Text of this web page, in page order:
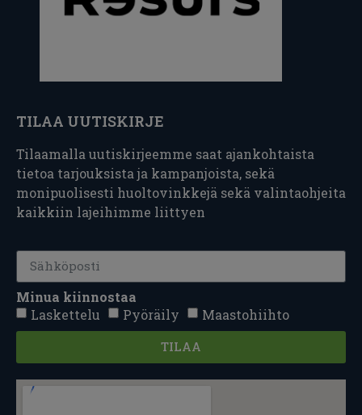
TILAA UUTISKIRJE
Tilaamalla uutiskirjeemme saat ajankohtaista
tietoa tarjouksista ja kampanjoista, sekä
monipuolisesti huoltovinkkejä sekä valintaohjeita
kaikkiin lajeihimme liittyen
Minua kiinnostaa
Laskettelu
Pyöräily Maastohiihto
TILAA